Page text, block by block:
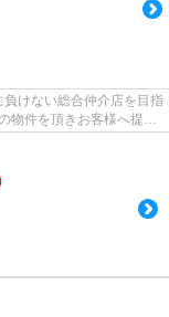
けない総合仲介店を目指
物件を頂きお客様へ提供